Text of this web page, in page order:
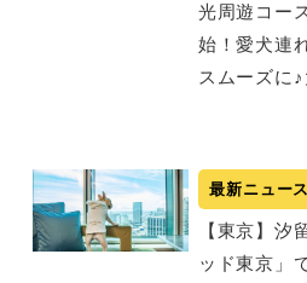
光周遊コー
始！愛犬連
スムーズに
最新ニュース
【東京】汐
ッド東京」